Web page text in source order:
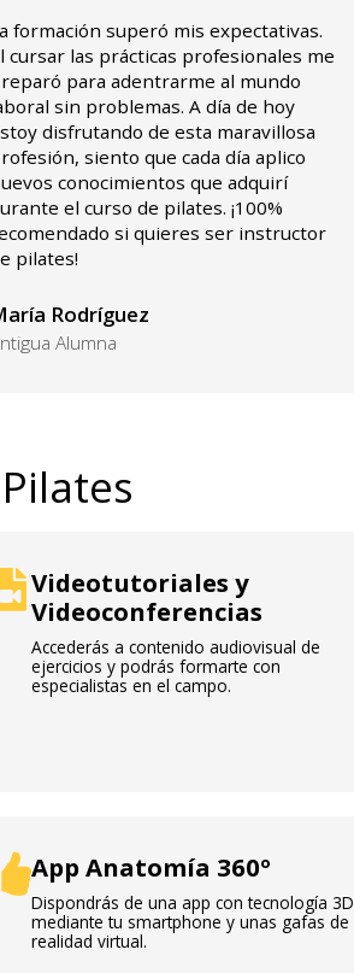
formación superó mis expectativas.
cursar las prácticas profesionales me
para adentrarme al mundo
sin problemas. A día de hoy
disfrutando de esta maravillosa
siento que cada día aplico
conocimientos que adquirí
el curso de pilates. ¡100%
si quieres ser instructor
pilates!
Rodríguez
Alumna
Videotutoriales y
Videoconferencias
Accederás a contenido audiovisual de
ejercicios y podrás formarte con
especialistas en el campo.
App Anatomía 360º
Dispondrás de una app con tecnología 3D
mediante tu smartphone y unas gafas de
realidad virtual.